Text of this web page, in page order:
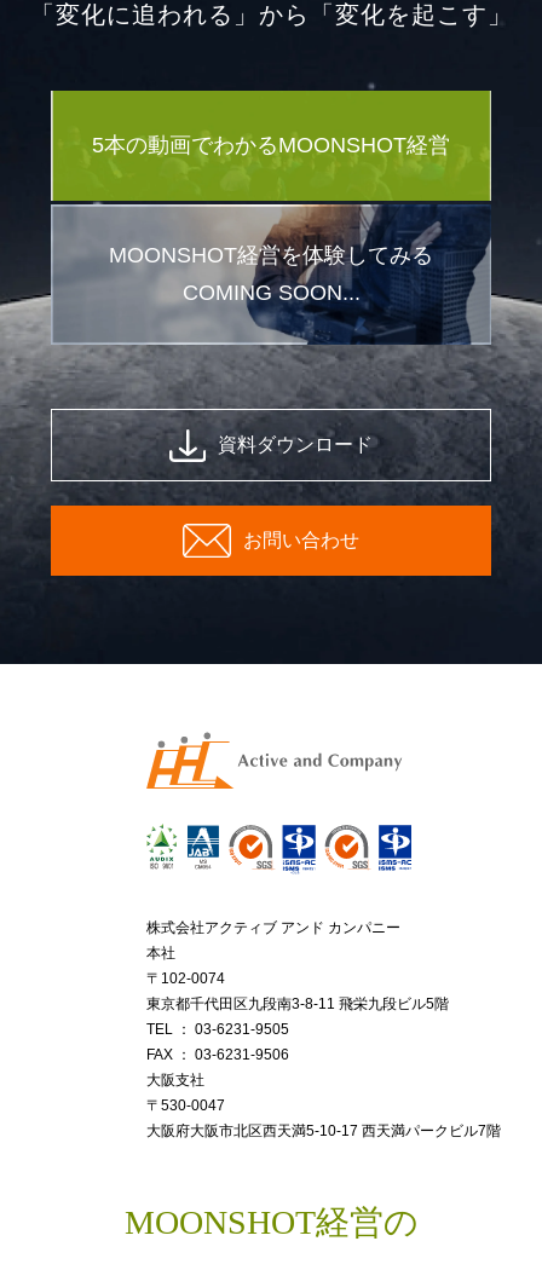
「変化に追われる」から「変化を起こす」
5本の動画でわかるMOONSHOT経営
MOONSHOT経営を体験してみる
COMING SOON...
資料ダウンロード
お問い合わせ
株式会社アクティブ アンド カンパニー
本社
〒102-0074
東京都千代⽥区九段南3-8-11 ⾶栄九段ビル5階
TEL ： 03-6231-9505
FAX ： 03-6231-9506
⼤阪⽀社
〒530-0047
⼤阪府⼤阪市北区⻄天満5-10-17 ⻄天満パークビル7階
MOONSHOT経営の